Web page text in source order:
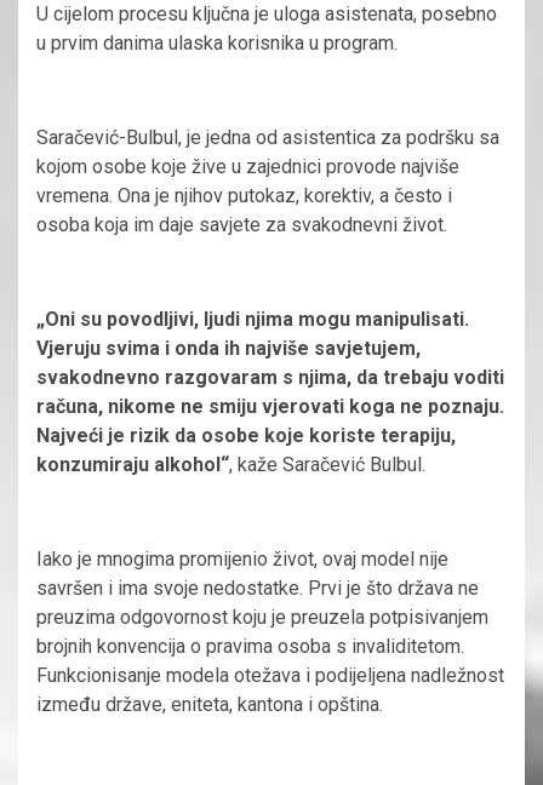
U cijelom procesu ključna je uloga asistenata, posebno
u prvim danima ulaska korisnika u program.
Saračević-Bulbul, je jedna od asistentica za podršku sa
kojom osobe koje žive u zajednici provode najviše
vremena. Ona je njihov putokaz, korektiv, a često i
osoba koja im daje savjete za svakodnevni život.
„Oni su povodljivi, ljudi njima mogu manipulisati.
Vjeruju svima i onda ih najviše savjetujem,
svakodnevno razgovaram s njima, da trebaju voditi
računa, nikome ne smiju vjerovati koga ne poznaju.
Najveći je rizik da osobe koje koriste terapiju,
konzumiraju alkohol“, kaže Saračević Bulbul.
Iako je mnogima promijenio život, ovaj model nije
savršen i ima svoje nedostatke. Prvi je što država ne
preuzima odgovornost koju je preuzela potpisivanjem
brojnih konvencija o pravima osoba s invaliditetom.
Funkcionisanje modela otežava i podijeljena nadležnost
između države, eniteta, kantona i opština.